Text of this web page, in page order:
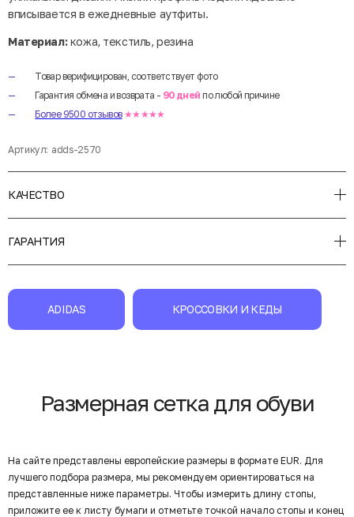
вписывается в ежедневные аутфиты.
Материал:кожа, текстиль, резина
Товар верифицирован, соответствует фото
Гарантия обмена и возврата - 90 дней по любой причине
Более 9500 отзывов ★★★★★
Артикул: adds-2570
КАЧЕСТВО
ГАРАНТИЯ
ADIDAS КРОССОВКИ И КЕДЫ
Размерная сетка для обуви
На сайте представлены европейские размеры в формате EUR. Для
лучшего подбора размера, мы рекомендуем ориентироваться на
представленные ниже параметры. Чтобы измерить длину стопы,
приложите ее к листу бумаги и отметьте точкой начало стопы и конец